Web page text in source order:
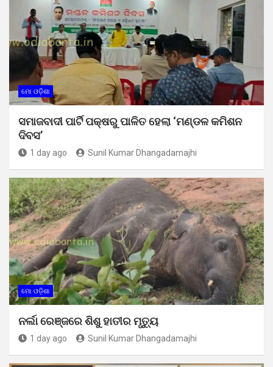
ମୋ ଓଡ଼ିଶା
ସମାଜବାଦୀ ପାର୍ଟି ପକ୍ଷରୁ ପାଳିତ ହେଲା ‘ମଣ୍ଡଳ କମିଶନ
ଦିବସ’
1 day ago Sunil Kumar Dhangadamajhi
ମୋ ଓଡ଼ିଶା
ନର୍ଲା ରେଞ୍ଜରେ ଶିଶୁ ହାତୀର ମୃତ୍ୟୁ
1 day ago Sunil Kumar Dhangadamajhi